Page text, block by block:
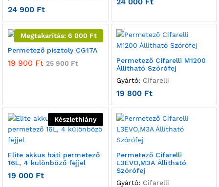
24 900 Ft
Megtakarítás: 6 000 Ft
Permetező pisztoly CG17A
19 900 Ft 25 900Ft
Permetező Cifarelli M1200
Állítható Szórófej
Gyártó: Cifarelli
19 800 Ft
Készlethiány
Elite akkus háti permetező
16L, 4 különböző fejjel
19 000 Ft
Permetező Cifarelli
L3EVO,M3A Állítható
Szórófej
Gyártó: Cifarelli